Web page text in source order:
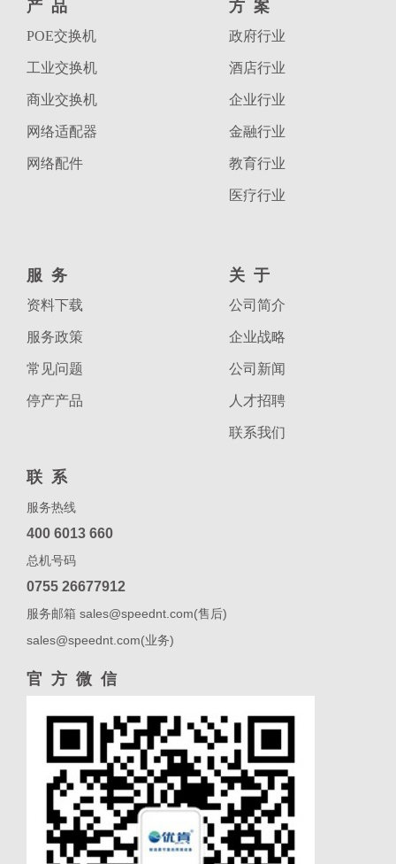
产品
POE交换机
工业交换机
商业交换机
网络适配器
网络配件
方案
政府行业
酒店行业
企业行业
金融行业
教育行业
医疗行业
服务
资料下载
服务政策
常见问题
停产产品
关于
公司简介
企业战略
公司新闻
人才招聘
联系我们
联系
服务热线
400 6013 660
总机号码
0755 26677912
服务邮箱 sales@speednt.com(售后)
sales@speednt.com(业务)
官方微信